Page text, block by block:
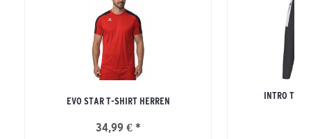
EVO STAR T-SHIRT HERREN
34,99 € *
INTRO